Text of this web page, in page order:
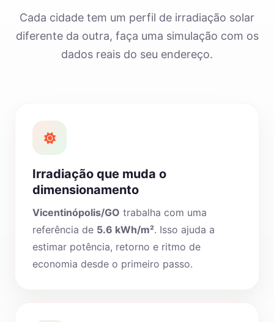
Cada cidade tem um perfil de irradiação solar
diferente da outra, faça uma simulação com os
dados reais do seu endereço.
Irradiação que muda o
dimensionamento
Vicentinópolis/GO trabalha com uma
referência de 5.6 kWh/m². Isso ajuda a
estimar potência, retorno e ritmo de
economia desde o primeiro passo.